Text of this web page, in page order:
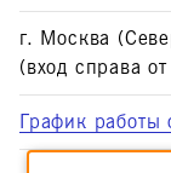
г. Москва
(вход справа
График работы